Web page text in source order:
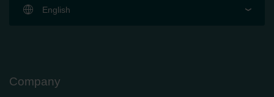
English
Company